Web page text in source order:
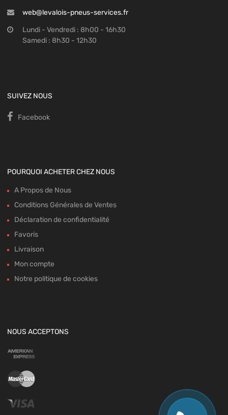
web@levalois-pneus-services.fr
Lundi - Vendredi : 8h00 - 16h30
Samedi : 8h30 - 12h30
SUIVEZ NOUS
Facebook
POURQUOI ACHETER CHEZ NOUS
A Propos de Nous
Conditions Générales de Ventes
Déclaration de confidentialité
Favoris
Livraison
Mon compte
Notre politique de cookies
NOUS ACCEPTONS